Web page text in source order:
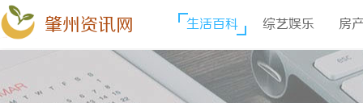
肇州资讯网 生活百科 综艺娱乐 房